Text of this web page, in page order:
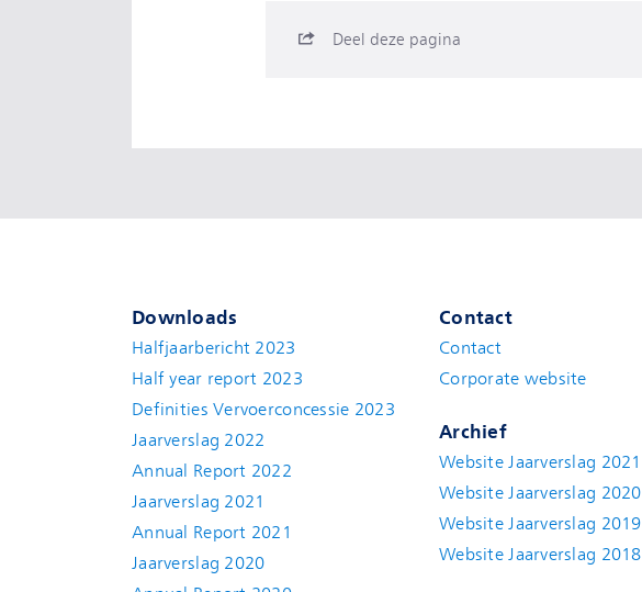
Deel deze pagina
Downloads
Halfjaarbericht 2023
Half year report 2023
Definities Vervoerconcessie 2023
Jaarverslag 2022
Annual Report 2022
Jaarverslag 2021
Annual Report 2021
Jaarverslag 2020
Contact
Contact
Corporate website
Archief
Website Jaarverslag 2021
Website Jaarverslag 2020
Website Jaarverslag 2019
Website Jaarverslag 2018